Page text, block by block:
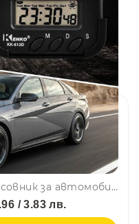
Удобен мини дигателен часовник за автомобил Kenko KK-613D с LCD дисплей
/ 3.83 лв.